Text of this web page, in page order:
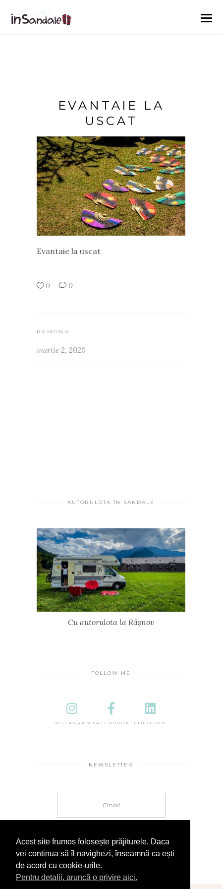
EVANTAIE LA
USCAT
Evantaie la uscat
0 0
RAMONA
martie 2, 2020
AUTORULOTA ÎN SANDALE
Cu autorulota la Râșnov
FOLLOW ME
INSTAGRAM FACEBOOOK LINKEDIN
NEWSLETTER
Acest site frumos folosește prăjiturele. Daca
vei continua să îl navighezi, înseamnă ca ești
de acord cu cookie-urile.
Pentru detalii, aruncă o privire aici.